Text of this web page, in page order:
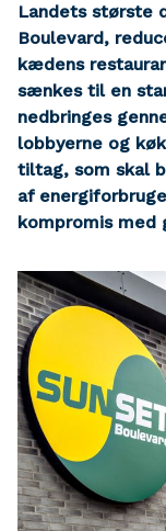
Landets største
Boulevard,
kædens
sænkes til en
nedbringes
lobbyerne og
tiltag, som skal
af
kompromis